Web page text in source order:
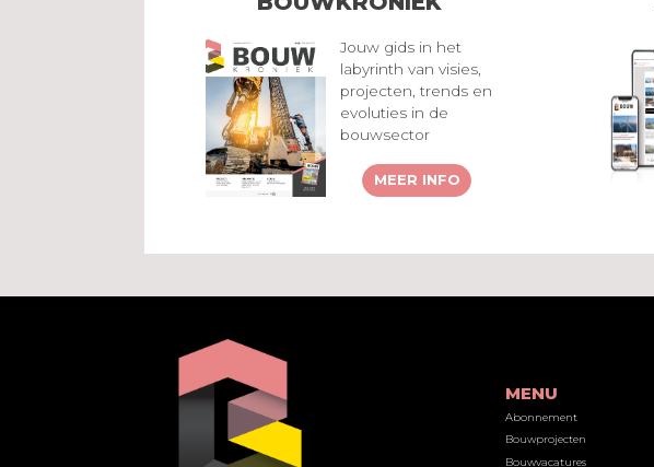
Jouw gids in het
labyrinth van visies,
projecten, trends en
evoluties in de
bouwsector
MEER INFO
MENU
Abonnement
Bouwprojecten
Bouwvacatures